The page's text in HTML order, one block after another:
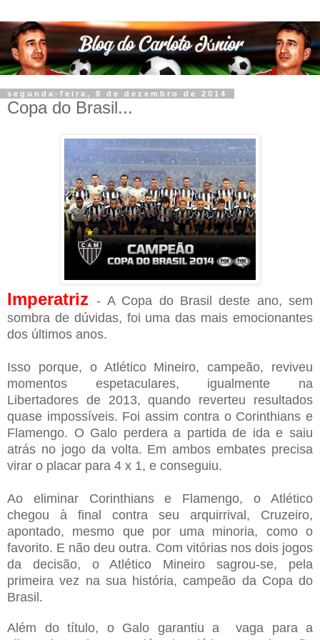
segunda-feira, 8 de dezembro de 2014
Copa do Brasil...
Imperatriz- A Copa do Brasil deste ano, sem
sombra de dúvidas, foi uma das mais emocionantes
dos últimos anos.
Isso porque, o Atlético Mineiro, campeão, reviveu
momentos espetaculares, igualmente na
Libertadores de 2013, quando reverteu resultados
quase impossíveis. Foi assim contra o Corinthians e
Flamengo. O Galo perdera a partida de ida e saiu
atrás no jogo da volta. Em ambos embates precisa
virar o placar para 4 x 1, e conseguiu.
Ao eliminar Corinthians e Flamengo, o Atlético
chegou à final contra seu arquirrival, Cruzeiro,
apontado, mesmo que por uma minoria, como o
favorito. E não deu outra. Com vitórias nos dois jogos
da decisão, o Atlético Mineiro sagrou-se, pela
primeira vez na sua história, campeão da Copa do
Brasil.
Além do título, o Galo garantiu a vaga para a